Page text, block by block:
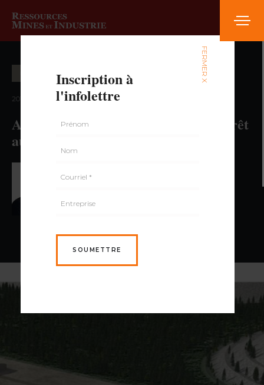
2017 — volume 4, numéro 3
Apatite : des projets d’un grand intérêt
au Québec
FERMER X
Inscription à
l'infolettre
SOUMETTRE